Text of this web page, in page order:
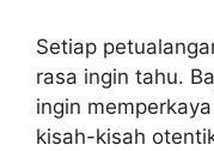
Setiap
rasa ingin tahu.
ingin
kisah-kisah